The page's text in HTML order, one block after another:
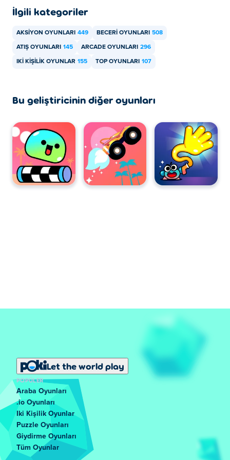
oyunlarını Poki üzerinde oynayabilirsin:
Blumgi Castle'ı ücretsiz oynayabilir miyim?
Blumgi Castle Poki üzerinde oynamak ücretsizdir.
oynayabilir miyim?
Blumgi Castle hem bilgisayarında hem de telefon ve
tablet gibi mobil cihazlarda oynanabilir.
İlgili kategoriler
AKSIYON OYUNLARI 449 BECERI OYUNLARI 508
ATIŞ OYUNLARI 145 ARCADE OYUNLARI 296
IKI KIŞILIK OYUNLAR 155 TOP OYUNLARI 107
Bu geliştiricinin diğer oyunları
Let the world play
POPÜLER
Araba Oyunları
.io Oyunları
Iki Kişilik Oyunlar
Puzzle Oyunları
Giydirme Oyunları
Tüm Oyunlar